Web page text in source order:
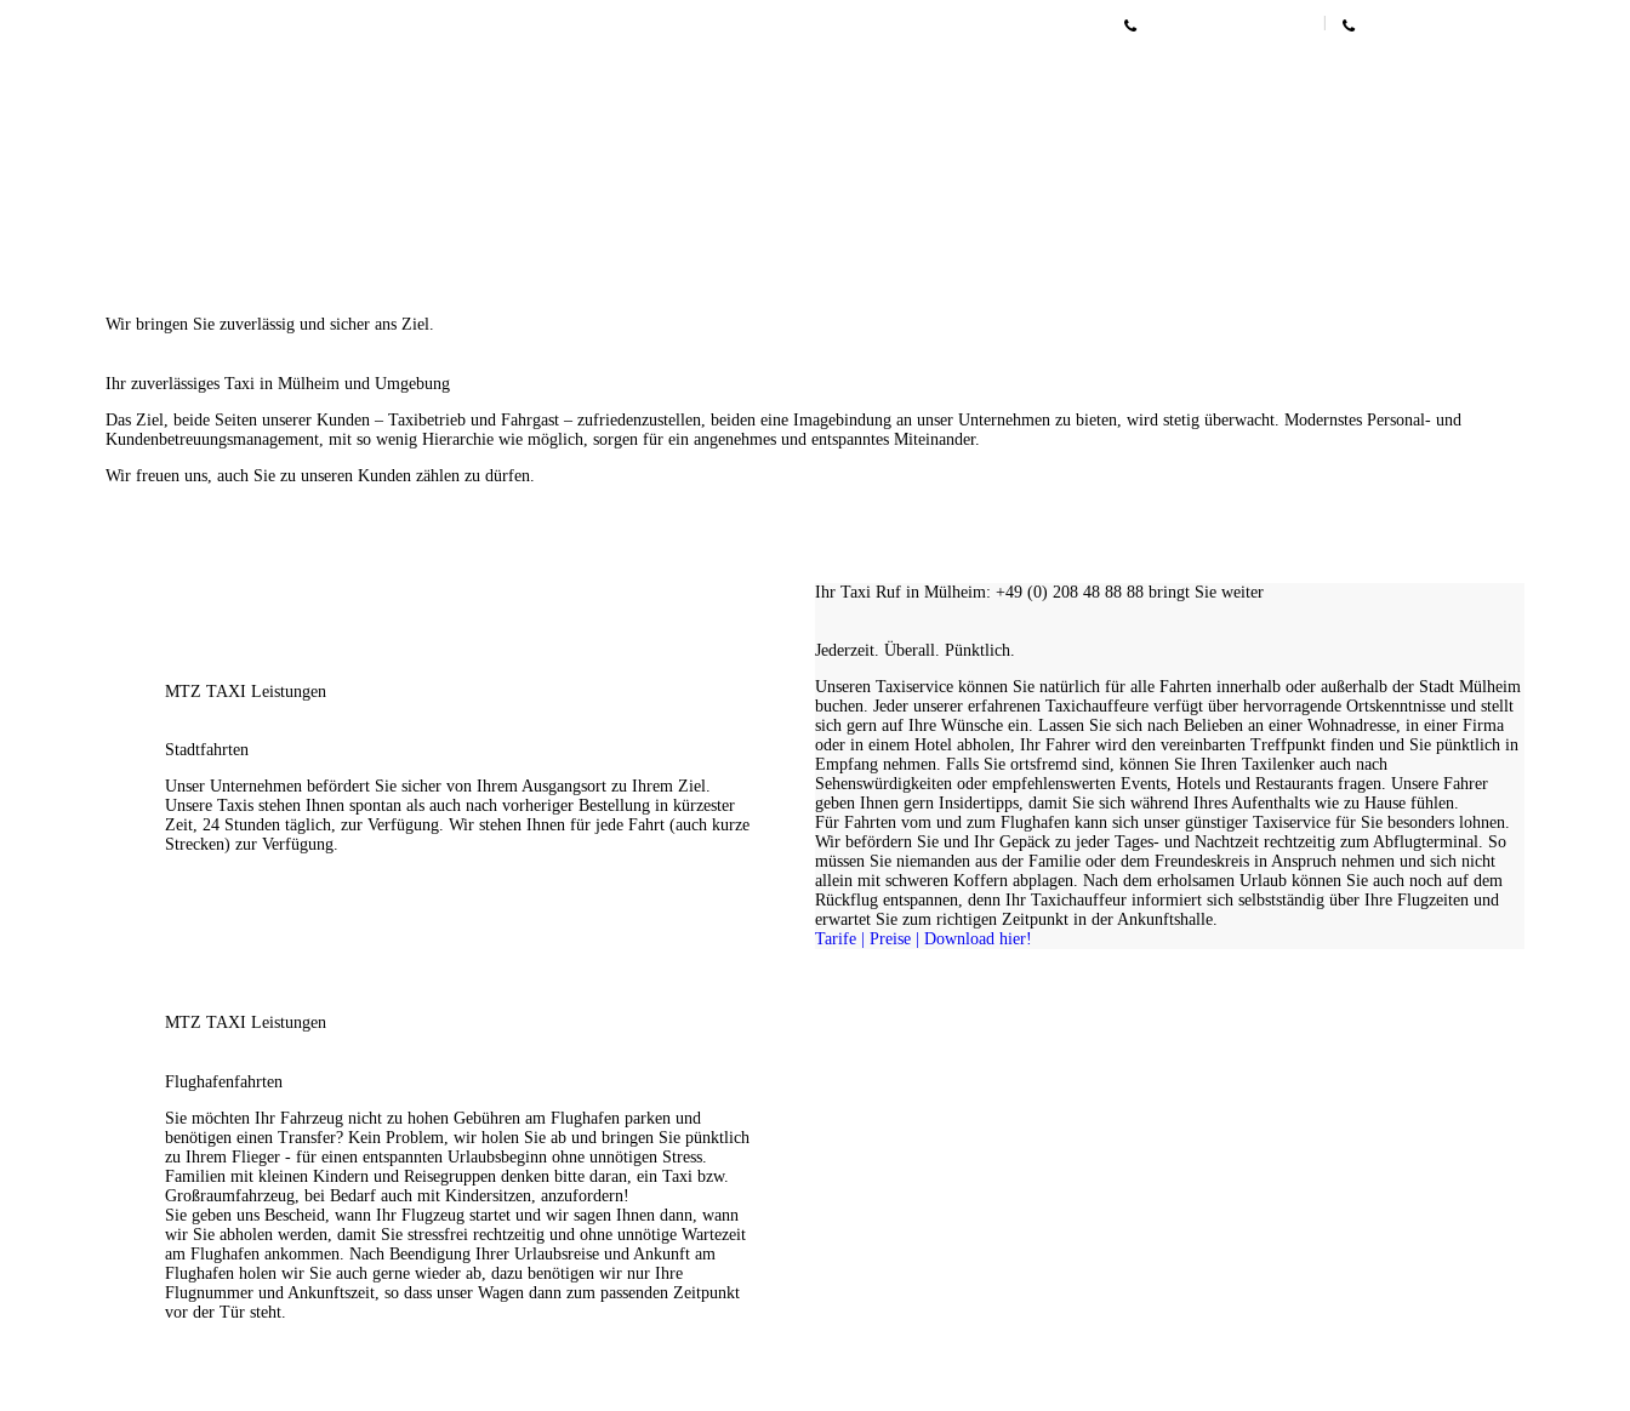
Wir bringen Sie zuverlässig und sicher ans Ziel.
Ihr zuverlässiges Taxi in Mülheim und Umgebung
Das Ziel, beide Seiten unserer Kunden – Taxibetrieb und Fahrgast – zufriedenzustellen, beiden eine Imagebindung an unser Unternehmen zu bieten, wird stetig überwacht. Modernstes Personal- und
Kundenbetreuungsmanagement, mit so wenig Hierarchie wie möglich, sorgen für ein angenehmes und entspanntes Miteinander.
Wir freuen uns, auch Sie zu unseren Kunden zählen zu dürfen.
Ihr Taxi Ruf in Mülheim: +49 (0) 208 48 88 88 bringt Sie weiter
Jederzeit. Überall. Pünktlich.
Unseren Taxiservice können Sie natürlich für alle Fahrten innerhalb oder außerhalb der Stadt Mülheim
buchen. Jeder unserer erfahrenen Taxichauffeure verfügt über hervorragende Ortskenntnisse und stellt
sich gern auf Ihre Wünsche ein. Lassen Sie sich nach Belieben an einer Wohnadresse, in einer Firma
oder in einem Hotel abholen, Ihr Fahrer wird den vereinbarten Treffpunkt finden und Sie pünktlich in
Empfang nehmen. Falls Sie ortsfremd sind, können Sie Ihren Taxilenker auch nach
Sehenswürdigkeiten oder empfehlenswerten Events, Hotels und Restaurants fragen. Unsere Fahrer
geben Ihnen gern Insidertipps, damit Sie sich während Ihres Aufenthalts wie zu Hause fühlen.
Für Fahrten vom und zum Flughafen kann sich unser günstiger Taxiservice für Sie besonders lohnen.
Wir befördern Sie und Ihr Gepäck zu jeder Tages- und Nachtzeit rechtzeitig zum Abflugterminal. So
müssen Sie niemanden aus der Familie oder dem Freundeskreis in Anspruch nehmen und sich nicht
allein mit schweren Koffern abplagen. Nach dem erholsamen Urlaub können Sie auch noch auf dem
Rückflug entspannen, denn Ihr Taxichauffeur informiert sich selbstständig über Ihre Flugzeiten und
erwartet Sie zum richtigen Zeitpunkt in der Ankunftshalle.
Tarife | Preise | Download hier!
MTZ TAXI Leistungen
Stadtfahrten
Unser Unternehmen befördert Sie sicher von Ihrem Ausgangsort zu Ihrem Ziel.
Unsere Taxis stehen Ihnen spontan als auch nach vorheriger Bestellung in kürzester
Zeit, 24 Stunden täglich, zur Verfügung. Wir stehen Ihnen für jede Fahrt (auch kurze
Strecken) zur Verfügung.
MTZ TAXI Leistungen
Flughafenfahrten
Sie möchten Ihr Fahrzeug nicht zu hohen Gebühren am Flughafen parken und
benötigen einen Transfer? Kein Problem, wir holen Sie ab und bringen Sie pünktlich
zu Ihrem Flieger - für einen entspannten Urlaubsbeginn ohne unnötigen Stress.
Familien mit kleinen Kindern und Reisegruppen denken bitte daran, ein Taxi bzw.
Großraumfahrzeug, bei Bedarf auch mit Kindersitzen, anzufordern!
Sie geben uns Bescheid, wann Ihr Flugzeug startet und wir sagen Ihnen dann, wann
wir Sie abholen werden, damit Sie stressfrei rechtzeitig und ohne unnötige Wartezeit
am Flughafen ankommen. Nach Beendigung Ihrer Urlaubsreise und Ankunft am
Flughafen holen wir Sie auch gerne wieder ab, dazu benötigen wir nur Ihre
Flugnummer und Ankunftszeit, so dass unser Wagen dann zum passenden Zeitpunkt
vor der Tür steht.